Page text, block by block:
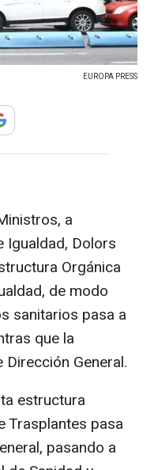
EUROPA PRESS
a
Igualdad, Dolors
Orgánica
de modo
sanitarios pasa a
que la
General.
estructura
Trasplantes pasa
pasando a